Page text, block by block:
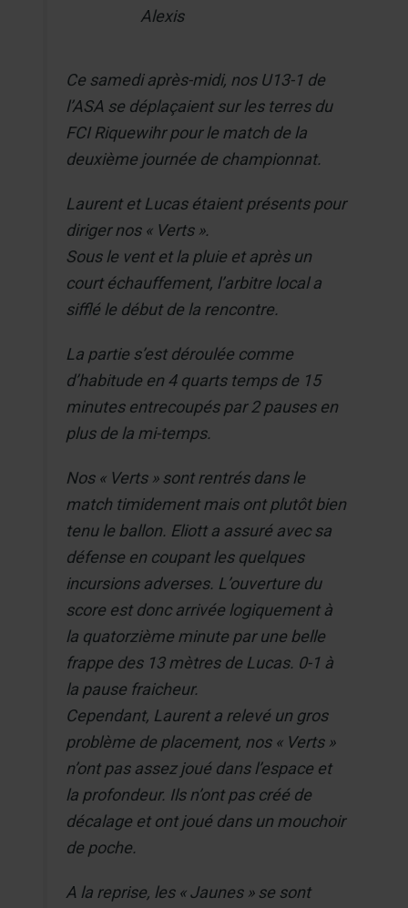
Alexis
Ce samedi après-midi, nos U13-1 de
l’ASA se déplaçaient sur les terres du
FCI Riquewihr pour le match de la
deuxième journée de championnat.
Laurent et Lucas étaient présents pour
diriger nos « Verts ».
Sous le vent et la pluie et après un
court échauffement, l’arbitre local a
sifflé le début de la rencontre.
La partie s’est déroulée comme
d’habitude en 4 quarts temps de 15
minutes entrecoupés par 2 pauses en
plus de la mi-temps.
Nos « Verts » sont rentrés dans le
match timidement mais ont plutôt bien
tenu le ballon. Eliott a assuré avec sa
défense en coupant les quelques
incursions adverses. L’ouverture du
score est donc arrivée logiquement à
la quatorzième minute par une belle
frappe des 13 mètres de Lucas. 0-1 à
la pause fraicheur.
Cependant, Laurent a relevé un gros
problème de placement, nos « Verts »
n’ont pas assez joué dans l’espace et
la profondeur. Ils n’ont pas créé de
décalage et ont joué dans un mouchoir
de poche.
A la reprise, les « Jaunes » se sont